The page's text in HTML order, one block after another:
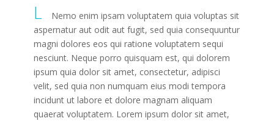
L
Nemo enim ipsam voluptatem quia voluptas sit
aspernatur aut odit aut fugit, sed quia consequuntur
magni dolores eos qui ratione voluptatem sequi
nesciunt. Neque porro quisquam est, qui dolorem
ipsum quia dolor sit amet, consectetur, adipisci
velit, sed quia non numquam eius modi tempora
incidunt ut labore et dolore magnam aliquam
quaerat voluptatem. Lorem ipsum dolor sit amet,